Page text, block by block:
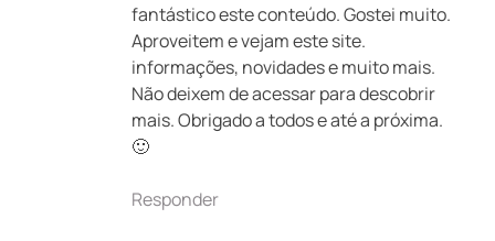
fantástico este conteúdo. Gostei muito.
Aproveitem e vejam este site.
informações, novidades e muito mais.
Não deixem de acessar para descobrir
mais. Obrigado a todos e até a próxima.
🙂
Responder